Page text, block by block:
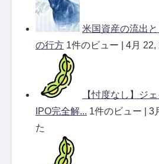
米国資産の流出
の行方 1件のビュー 4月 22,
【忖度なし】ジ
IPO完全解... 1件のビュー
3
た